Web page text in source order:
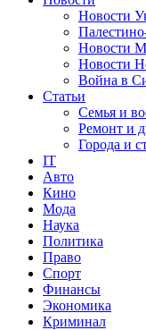
Новости
Новости
Новости
Война в
Статьи
Семья и
Ремонт и
Города и
IT
Авто
Кино
Мода
Наука
Политика
Право
Спорт
Финансы
Экономика
Криминал